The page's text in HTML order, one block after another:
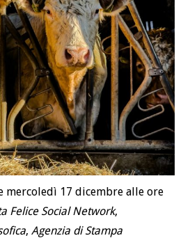
mercoledì 17 dicembre alle ore
Felice Social Network,
,Agenzia di Stampa